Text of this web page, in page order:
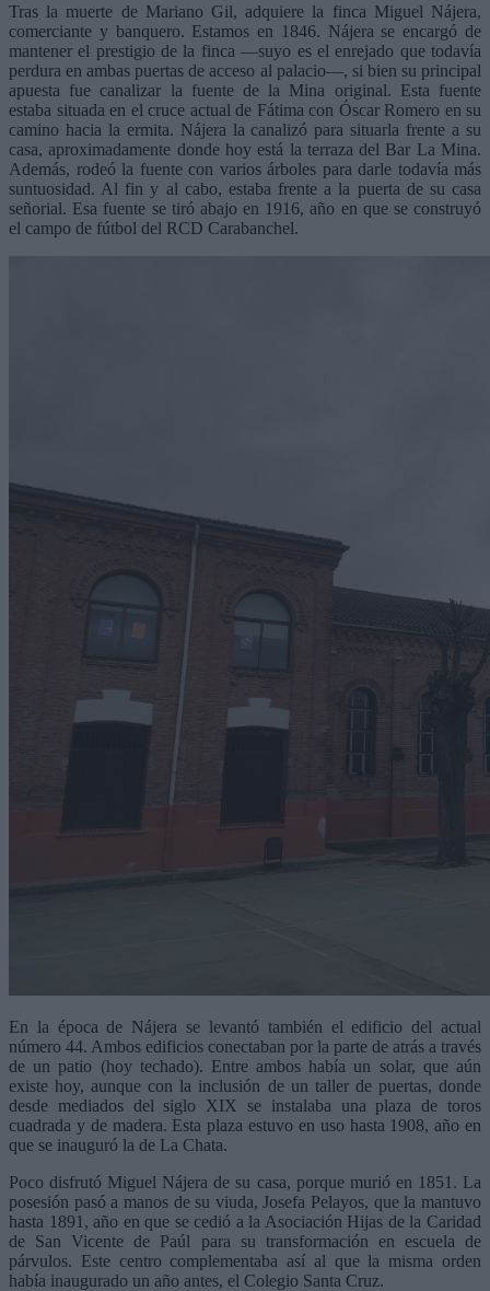
Tras la muerte de Mariano Gil, adquiere la finca Miguel Nájera,
comerciante y banquero. Estamos en 1846. Nájera se encargó de
mantener el prestigio de la finca—suyo es el enrejado que todavía
perdura en ambas puertas de acceso al palacio—, si bien su principal
apuesta fue canalizar la fuente de la Mina original. Esta fuente
estaba situada en el cruce actual de Fátima con Óscar Romero en su
camino hacia la ermita. Nájera la canalizó para situarla frente a su
casa, aproximadamente donde hoy está la terraza del Bar La Mina.
Además, rodeó la fuente con varios árboles para darle todavía más
suntuosidad. Al fin y al cabo, estaba frente a la puerta de su casa
señorial. Esa fuente se tiró abajo en 1916, año en que se construyó
el campo de fútbol del RCD Carabanchel.
En la época de Nájera se levantó también el edificio del actual
número 44. Ambos edificios conectaban por la parte de atrás a través
de un patio (hoy techado). Entre ambos había un solar, que aún
existe hoy, aunque con la inclusión de un taller de puertas, donde
desde mediados del siglo XIX se instalaba una plaza de toros
cuadrada y de madera. Esta plaza estuvo en uso hasta 1908, año en
que se inauguró la de La Chata.
Poco disfrutó Miguel Nájera de su casa, porque murió en 1851. La
posesión pasó a manos de su viuda, Josefa Pelayos, que la mantuvo
hasta 1891, año en que se cedió a la Asociación Hijas de la Caridad
de San Vicente de Paúl para su transformación en escuela de
párvulos. Este centro complementaba así al que la misma orden
había inaugurado un año antes, el Colegio Santa Cruz.